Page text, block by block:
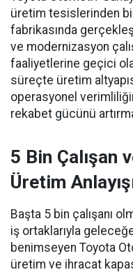
üretim tesislerinden
fabrikasında
ve modernizasyon
faaliyetlerine geçici
süreçte üretim
operasyonel
rekabet gücünü
5 Bin Çalışan
Üretim
Başta 5 bin çalışanı
iş ortaklarıyla
benimseyen Toyota
üretim ve ihracat